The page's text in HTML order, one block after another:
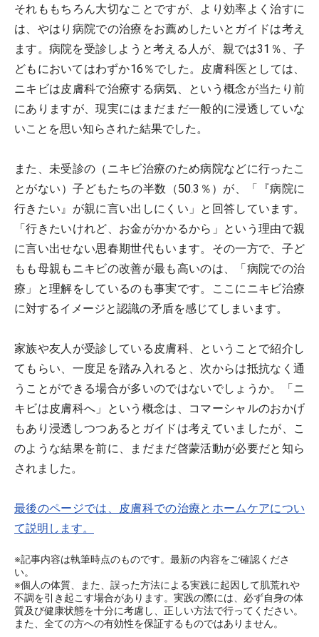
それももちろん大切なことですが、より効率よく治すに
は、やはり病院での治療をお薦めしたいとガイドは考え
ます。病院を受診しようと考える人が、親では31％、子
どもにおいてはわずか16％でした。皮膚科医としては、
ニキビは皮膚科で治療する病気、という概念が当たり前
にありますが、現実にはまだまだ一般的に浸透していな
いことを思い知らされた結果でした。
また、未受診の（ニキビ治療のため病院などに行ったこ
とがない）子どもたちの半数（50.3％）が、「『病院に
行きたい』が親に言い出しにくい」と回答しています。
「行きたいけれど、お金がかかるから」という理由で親
に言い出せない思春期世代もいます。その一方で、子ど
もも母親もニキビの改善が最も高いのは、「病院での治
療」と理解をしているのも事実です。ここにニキビ治療
に対するイメージと認識の矛盾を感じてしまいます。
家族や友人が受診している皮膚科、ということで紹介し
てもらい、一度足を踏み入れると、次からは抵抗なく通
うことができる場合が多いのではないでしょうか。「ニ
キビは皮膚科へ」という概念は、コマーシャルのおかげ
もあり浸透しつつあるとガイドは考えていましたが、こ
のような結果を前に、まだまだ啓蒙活動が必要だと知ら
されました。
最後のページでは、皮膚科での治療とホームケアについ
て説明します。
※記事内容は執筆時点のものです。最新の内容をご確認くださ
い。
※個人の体質、また、誤った方法による実践に起因して肌荒れや
不調を引き起こす場合があります。実践の際には、必ず自身の体
質及び健康状態を十分に考慮し、正しい方法で行ってください。
また、全ての方への有効性を保証するものではありません。